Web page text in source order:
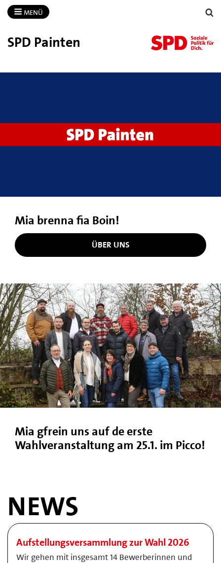
MENÜ
SPD Painten
Mia brenna fia Boin!
ÜBER UNS
Mia gfrein uns auf de erste
Wahlveranstaltung am 25.1. im Picco!
NEWS
Aufstellungsversammlung zur Wahl 2026
Wir gehen mit insgesamt 14 Bewerberinnen und